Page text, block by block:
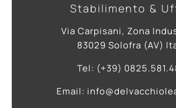
Stabilimento &
Via Carpisani, Zona
83029 Solofra (AV)
Tel: (+39)
Email: